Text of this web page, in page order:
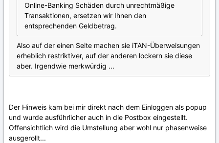
Online-Banking Schäden durch unrechtmäßige
Transaktionen, ersetzen wir Ihnen den
entsprechenden Geldbetrag.
Also auf der einen Seite machen sie iTAN-Überweisungen
erheblich restriktiver, auf der anderen lockern sie diese
aber. Irgendwie merkwürdig ...
Der Hinweis kam bei mir direkt nach dem Einloggen als popup
und wurde ausführlicher auch in die Postbox eingestellt.
Offensichtlich wird die Umstellung aber wohl nur phasenweise
ausgerollt...